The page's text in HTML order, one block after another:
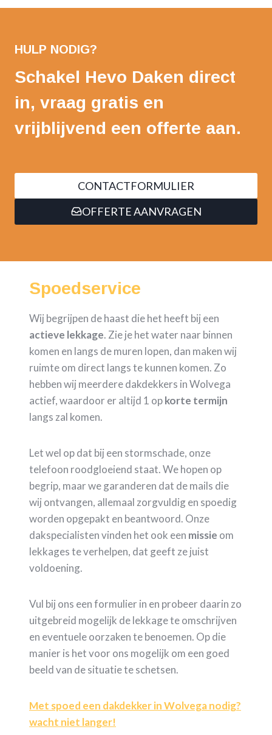
HULP NODIG?
Schakel Hevo Daken direct
in, vraag gratis en
vrijblijvend een offerte aan.
CONTACTFORMULIER
OFFERTE AANVRAGEN
Spoedservice
Wij begrijpen de haast die het heeft bij een
actieve lekkage. Zie je het water naar binnen
komen en langs de muren lopen, dan maken wij
ruimte om direct langs te kunnen komen. Zo
hebben wij meerdere dakdekkers in Wolvega
actief, waardoor er altijd 1 opkorte termijn
langs zal komen.
Let wel op dat bij een stormschade, onze
telefoon roodgloeiend staat. We hopen op
begrip, maar we garanderen dat de mails die
wij ontvangen, allemaal zorgvuldig en spoedig
worden opgepakt en beantwoord. Onze
dakspecialisten vinden het ook een missie om
lekkages te verhelpen, dat geeft ze juist
voldoening.
Vul bij ons een formulier in en probeer daarin zo
uitgebreid mogelijk de lekkage te omschrijven
en eventuele oorzaken te benoemen. Op die
manier is het voor ons mogelijk om een goed
beeld van de situatie te schetsen.
Met spoed een dakdekker in Wolvega nodig?
wacht niet langer!